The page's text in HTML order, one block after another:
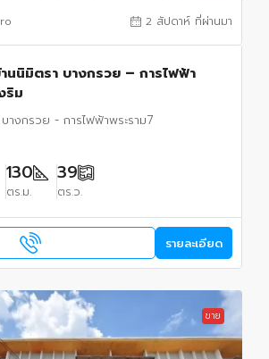
2 สัปดาห์ ที่ผ่านมา
นนิมิตรา บางกรวย – การไฟฟ้า
ริม
างกรวย - การไฟฟ้าพระราม7
130
ตร.ม.
39
ตร.ว.
รายละเอียด
ขาย